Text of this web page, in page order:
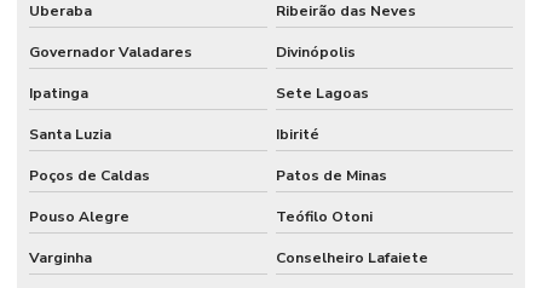
Uberaba Ribeirão das Neves
Governador Valadares Divinópolis
Ipatinga Sete Lagoas
Santa Luzia Ibirité
Poços de Caldas Patos de Minas
Pouso Alegre Teófilo Otoni
Varginha Conselheiro Lafaiete